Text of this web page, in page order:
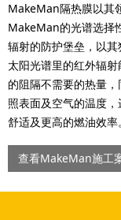
MakeMan隔热膜以其
MakeMan的光谱选择
辐射的防护堡垒，以
太阳光谱里的红外辐
的阻隔不需要的热量
照表面及空气的温度
舒适及更高的燃油效率。
查看MakeMan施工